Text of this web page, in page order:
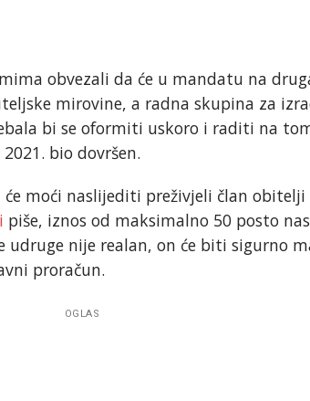
obvezali da će u mandatu na
mirovine, a radna skupina za
bi se oformiti uskoro i raditi na
bio dovršen.
moći naslijediti preživjeli član
piše, iznos od maksimalno 50 posto
udruge nije realan, on će biti sigurno
proračun.
OGLAS